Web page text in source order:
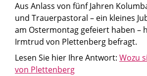
Aus Anlass von fünf Jahren
und Trauerpastoral – ein kleines
am Ostermontag gefeiert haben –
Irmtrud von Plettenberg befragt.
Lesen Sie hier Ihre Antwort: Wozu
von Plettenberg